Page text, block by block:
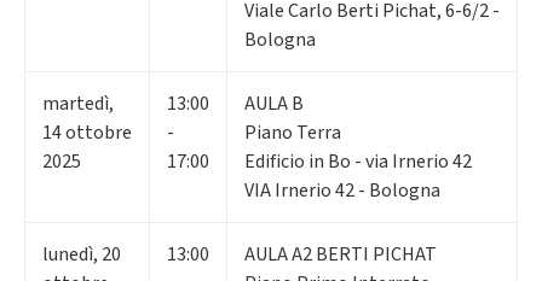
Viale Carlo Berti Pichat, 6-6/2 -
Bologna
martedì,
14ottobre
2025
13:00
-
17:00
AULA B
Piano Terra
Edificio in Bo - via Irnerio 42
VIA Irnerio 42 - Bologna
lunedì, 20
13:00
AULA A2 BERTI PICHAT